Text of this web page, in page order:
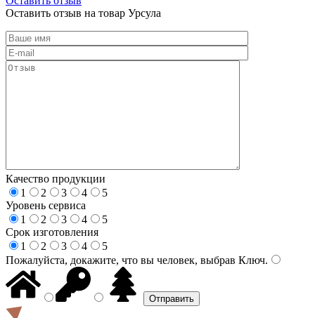
Оставить отзыв на товар Урсула
Качество продукции
1
2 3 4
5
Уровень сервиса
1
2 3 4
5
Срок изготовления
1
2 3 4
5
Пожалуйста, докажите, что вы человек, выбрав Ключ.